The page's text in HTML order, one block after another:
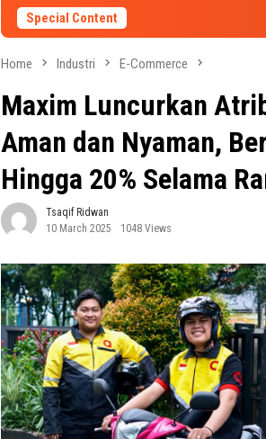
Special Content
Home Industri E-Commerce
Maxim Luncurkan
Aman dan Nyaman,
Hingga 20% Selama
Tsaqif Ridwan
10 March 2025
1048 Views